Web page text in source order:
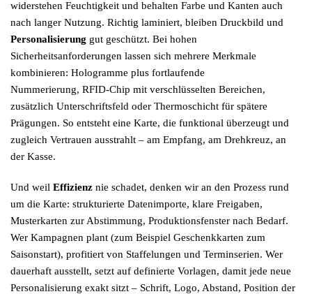
widerstehen Feuchtigkeit und behalten Farbe und Kanten auch
nach langer Nutzung. Richtig laminiert, bleiben Druckbild und
Personalisierung gut geschützt. Bei hohen
Sicherheitsanforderungen lassen sich mehrere Merkmale
kombinieren: Hologramme plus fortlaufende
Nummerierung, RFID-Chip mit verschlüsselten Bereichen,
zusätzlich Unterschriftsfeld oder Thermoschicht für spätere
Prägungen. So entsteht eine Karte, die funktional überzeugt und
zugleich Vertrauen ausstrahlt – am Empfang, am Drehkreuz, an
der Kasse.
Und weil Effizienz nie schadet, denken wir an den Prozess rund
um die Karte: strukturierte Datenimporte, klare Freigaben,
Musterkarten zur Abstimmung, Produktionsfenster nach Bedarf.
Wer Kampagnen plant (zum Beispiel Geschenkkarten zum
Saisonstart), profitiert von Staffelungen und Terminserien. Wer
dauerhaft ausstellt, setzt auf definierte Vorlagen, damit jede neue
Personalisierung exakt sitzt – Schrift, Logo, Abstand, Position der